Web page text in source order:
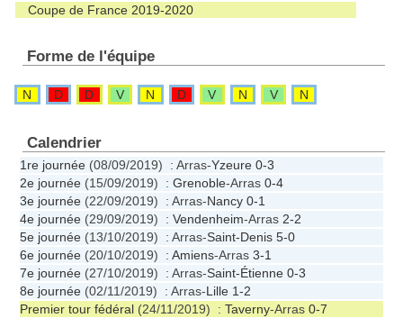
Coupe de France 2019-2020
Forme de l'équipe
N D D V N D V N V N
Calendrier
1re journée (08/09/2019) : Arras-Yzeure 0-3
2e journée (15/09/2019) : Grenoble-Arras 0-4
3e journée (22/09/2019) : Arras-Nancy 0-1
4e journée (29/09/2019) : Vendenheim-Arras 2-2
5e journée (13/10/2019) : Arras-Saint-Denis 5-0
6e journée (20/10/2019) : Amiens-Arras 3-1
7e journée (27/10/2019) : Arras-Saint-Étienne 0-3
8e journée (02/11/2019) : Arras-Lille 1-2
Premier tour fédéral (24/11/2019) : Taverny-Arras 0-7